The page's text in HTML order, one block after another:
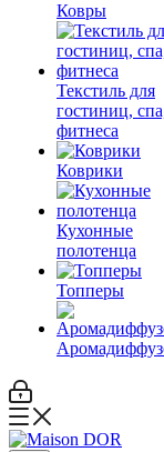
Ковры
Текстиль для
гостиниц,
фитнеса
Коврики
Кухонные
полотенца
Топперы